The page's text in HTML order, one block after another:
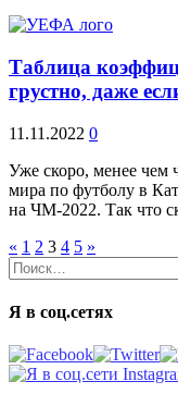
Таблица
грустно, даже
11.11.2022 0
Уже скоро, менее чем
мира по футболу в
на ЧМ-2022. Так что
« 1 2 3 4 5 »
Найти:
Я в соц.сетях